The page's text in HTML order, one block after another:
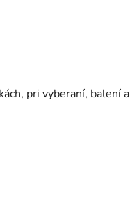
pri vyberaní, balení a